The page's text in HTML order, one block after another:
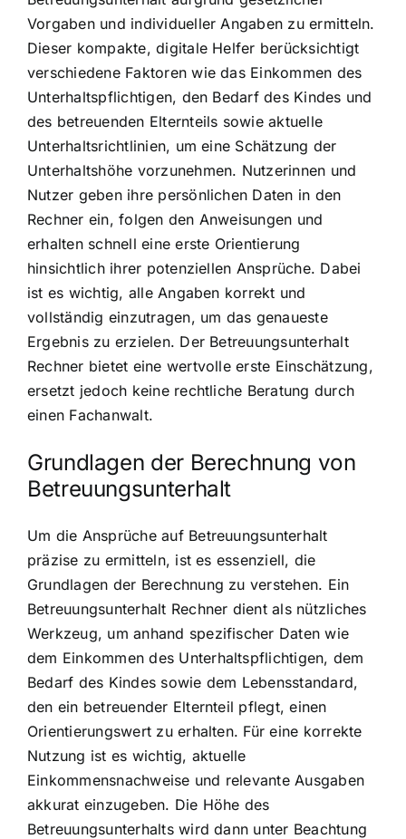
Vorgaben und individueller Angaben zu ermitteln.
Dieser kompakte, digitale Helfer berücksichtigt
verschiedene Faktoren wie das Einkommen des
Unterhaltspflichtigen, den Bedarf des Kindes und
des betreuenden Elternteils sowie aktuelle
Unterhaltsrichtlinien, um eine Schätzung der
Unterhaltshöhe vorzunehmen. Nutzerinnen und
Nutzer geben ihre persönlichen Daten in den
Rechner ein, folgen den Anweisungen und
erhalten schnell eine erste Orientierung
hinsichtlich ihrer potenziellen Ansprüche. Dabei
ist es wichtig, alle Angaben korrekt und
vollständig einzutragen, um das genaueste
Ergebnis zu erzielen. Der Betreuungsunterhalt
Rechner bietet eine wertvolle erste Einschätzung,
ersetzt jedoch keine rechtliche Beratung durch
einen Fachanwalt.
Grundlagen der Berechnung von
Betreuungsunterhalt
Um die Ansprüche auf Betreuungsunterhalt
präzise zu ermitteln, ist es essenziell, die
Grundlagen der Berechnung zu verstehen. Ein
Betreuungsunterhalt Rechner dient als nützliches
Werkzeug, um anhand spezifischer Daten wie
dem Einkommen des Unterhaltspflichtigen, dem
Bedarf des Kindes sowie dem Lebensstandard,
den ein betreuender Elternteil pflegt, einen
Orientierungswert zu erhalten. Für eine korrekte
Nutzung ist es wichtig, aktuelle
Einkommensnachweise und relevante Ausgaben
akkurat einzugeben. Die Höhe des
Betreuungsunterhalts wird dann unter Beachtung